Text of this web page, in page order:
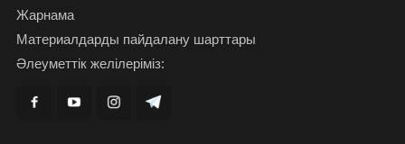
Жарнама
Материалдарды пайдалану шарттары
Әлеуметтік желілеріміз: